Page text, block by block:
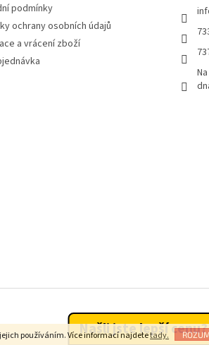
používáním. Více informací najdetetady.
podmínky
ochrany osobních údajů
a vrácení zboží
Našli jste lepší cenu?